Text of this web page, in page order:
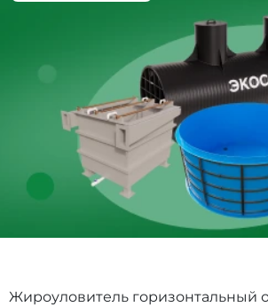
Жироуловитель горизонтальный